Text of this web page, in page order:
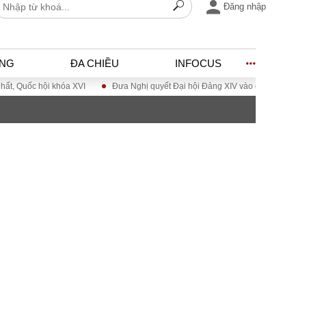
Đăng nhập
ĐA CHIỀU INFOCUS
hội khóa XVI Đưa Nghị quyết Đại hội Đảng XIV vào cuộc sống